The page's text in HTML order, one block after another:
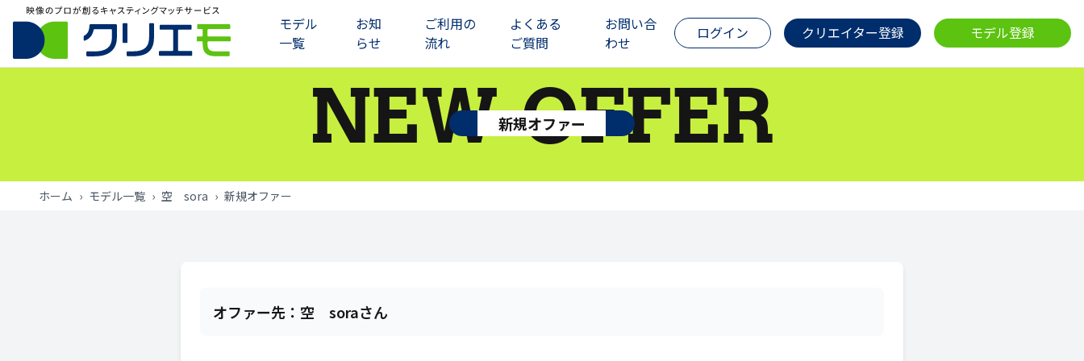
モデル
一覧
お知
らせ
ご利用の
流れ
よくある
ご質問
お問い合
わせ
ログイン クリエイター登録 モデル登録
新規オファー
NEW OFFER
ホーム › モデル一覧 › 空 sora › 新規オファー
オファー先： 空 soraさん